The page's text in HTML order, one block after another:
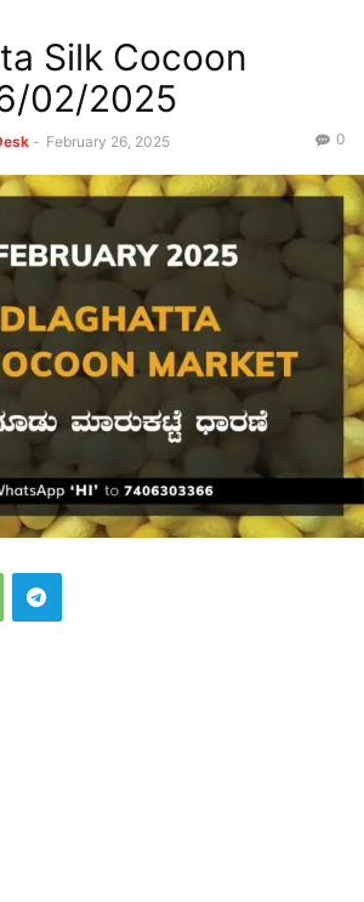
Silk Cocoon
02/2025
- February 26, 2025 0